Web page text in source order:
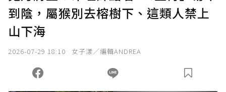
確認送出
您當前剩餘 U 利點數：0點；前往 購買點數
到陰，屬猴別去榕樹下、這類人禁上
山下海
2026-07-29 18:10 女子漾／編輯ANDREA